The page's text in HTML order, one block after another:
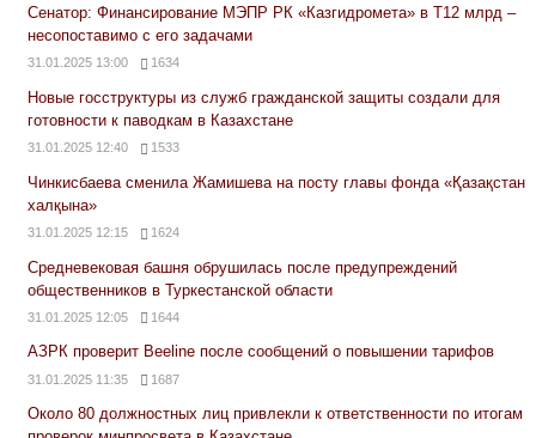
Сенатор: Финансирование МЭПР РК «Казгидромета» в Т12 млрд –
несопоставимо с его задачами
31.01.2025 13:00 1634
Новые госструктуры из служб гражданской защиты создали для
готовности к паводкам в Казахстане
31.01.2025 12:40 1533
Чинкисбаева сменила Жамишева на посту главы фонда «Қазақстан
халқына»
31.01.2025 12:15 1624
Средневековая башня обрушилась после предупреждений
общественников в Туркестанской области
31.01.2025 12:05 1644
АЗРК проверит Beeline после сообщений о повышении тарифов
31.01.2025 11:35 1687
Около 80 должностных лиц привлекли к ответственности по итогам